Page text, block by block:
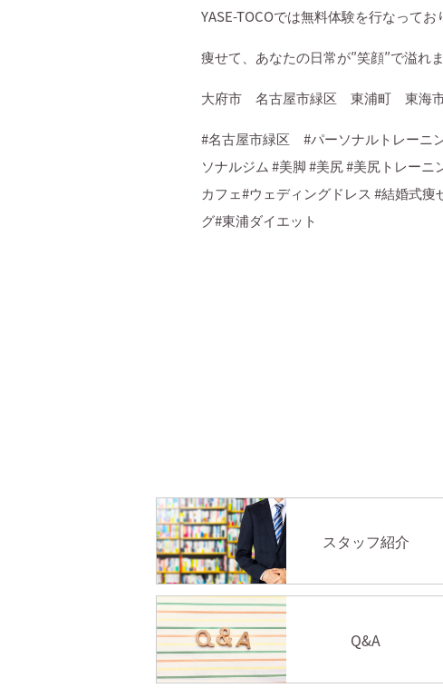
YASE-TOCOでは無料体験を行なってお
痩せて、あなたの日常が″笑顔″で溢れ
大府市 名古屋市緑区 東浦町 東海
#名古屋市緑区 #パーソナルトレーニ
ソナルジム #美脚#美尻#美尻トレーニ
カフェ#ウェディングドレス #結婚式痩
グ#東浦ダイエット
スタッフ紹介
Q&A